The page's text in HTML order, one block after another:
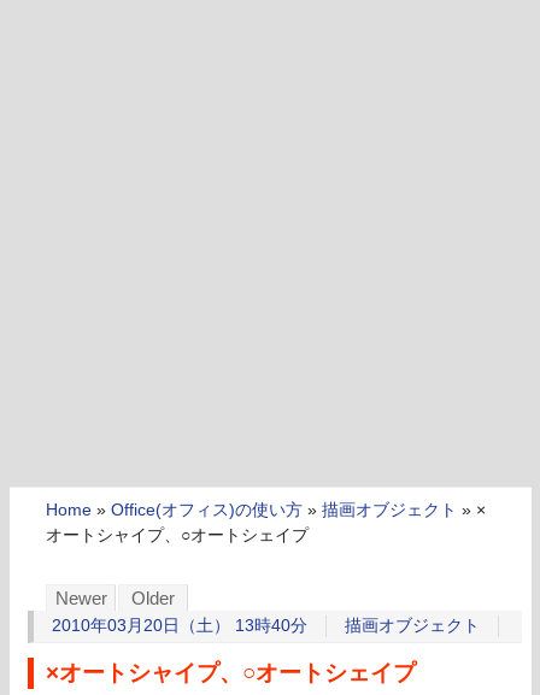
Home » Office(オフィス)の使い方 » 描画オブジェクト » ×
オートシャイプ、○オートシェイプ
Newer Older
2010年03月20日（土） 13時40分 描画オブジェクト
×オートシャイプ、○オートシェイプ